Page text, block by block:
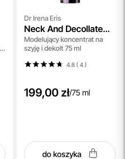
Dr Irena Eris
Neck And Decollate
Sculpting Day & Night
Concentrate
Modelujący koncentrat na
szyję i dekolt 75 ml
4.8 ( 4)
199,00 zł/75 ml
do koszyka